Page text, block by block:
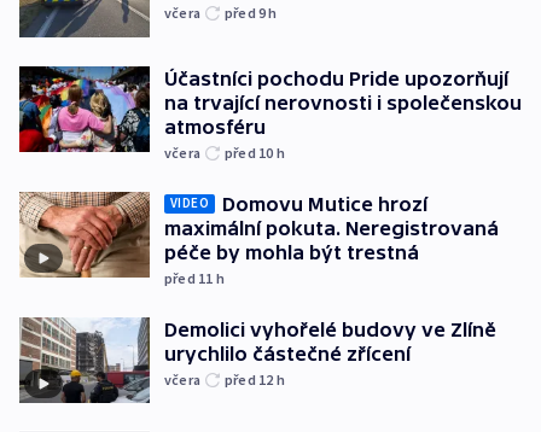
včera před 9h
Účastníci pochodu Pride upozorňují
na trvající nerovnosti i společenskou
atmosféru
včera před 10 h
VIDEO
Domovu Mutice hrozí
maximální pokuta. Neregistrovaná
péče by mohla být trestná
před 11 h
Demolici vyhořelé budovy ve Zlíně
urychlilo částečné zřícení
včera před 12 h